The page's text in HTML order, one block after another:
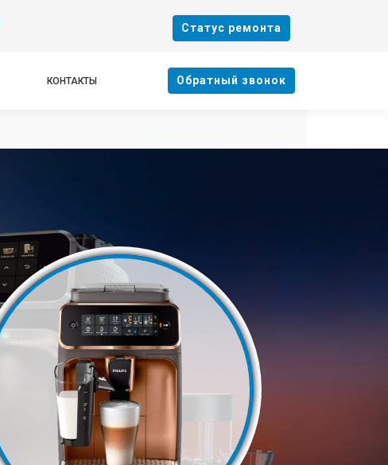
Cтатус ремонта
КОНТАКТЫ Oбратный звонок